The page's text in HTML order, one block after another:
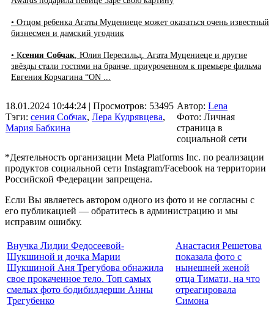
• Отцом ребенка Агаты Муцениеце может оказаться очень известный
бизнесмен и дамский угодник
• Ксения Собчак, Юлия Пересильд, Агата Муцениеце и другие
звёзды стали гостями на бранче, приуроченном к премьере фильма
Евгения Корчагина “ON ...
18.01.2024 10:44:24 | Просмотров: 53495
Тэги: сения Собчак, Лера Кудрявцева,
Мария Бабкина
Автор: Lena
Фото: Личная
страница в
социальной сети
*Деятельность организации Meta Platforms Inc. по реализации
продуктов социальной сети Instagram/Facebook на территории
Российской Федерации запрещена.
Если Вы являетесь автором одного из фото и не согласны с
его публикацией — обратитесь в администрацию и мы
исправим ошибку.
Внучка Лидии Федосеевой-
Шукшиной и дочка Марии
Шукшиной Аня Трегубова обнажила
свое прокаченное тело. Топ самых
смелых фото бодибилдерши Анны
Трегубенко
Анастасия Решетова
показала фото с
нынешней женой
отца Тимати, на что
отреагировала
Симона